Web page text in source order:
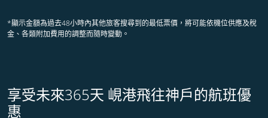
*顯示金額為過去48小時內其他旅客搜尋到的最低票價，將可能依機位供應及稅
金、各類附加費用的調整而隨時變動。
享受未來365天 峴港飛往神戶的航班優
惠